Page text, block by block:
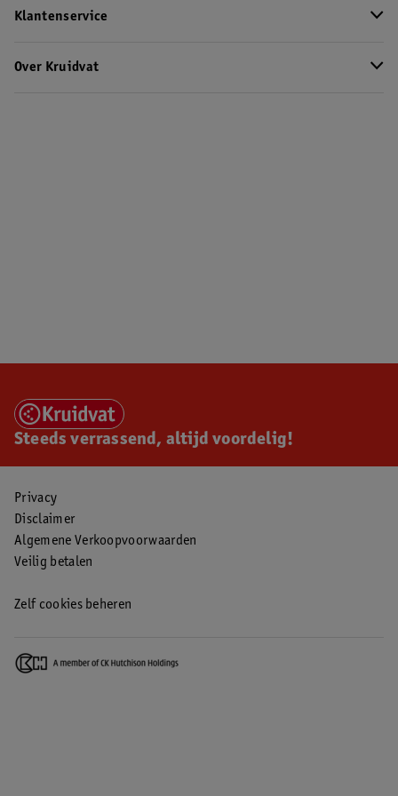
Klantenservice
Over Kruidvat
Steeds verrassend, altijd voordelig!
Privacy
Disclaimer
Algemene Verkoopvoorwaarden
Veilig betalen
Zelf cookies beheren